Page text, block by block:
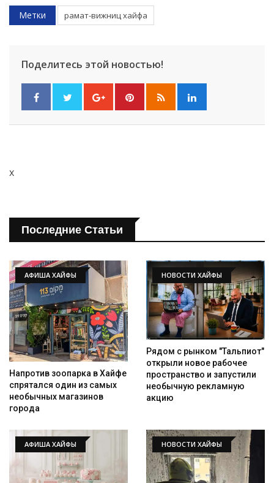
Метки рамат-вижниц хайфа
Поделитесь этой новостью!
x
Последние Статьи
АФИША ХАЙФЫ
Напротив зоопарка в Хайфе
спрятался один из самых
необычных магазинов
города
НОВОСТИ ХАЙФЫ
Рядом с рынком "Тальпиот"
открыли новое рабочее
пространство и запустили
необычную рекламную
акцию
АФИША ХАЙФЫ НОВОСТИ ХАЙФЫ